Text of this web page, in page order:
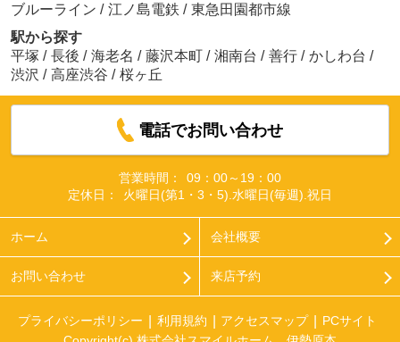
ブルーライン / 江ノ島電鉄 / 東急田園都市線
駅から探す
平塚 / 長後 / 海老名 / 藤沢本町 / 湘南台 / 善行 / かしわ台 /
渋沢 / 高座渋谷 / 桜ヶ丘
電話でお問い合わせ
営業時間：
09：00～19：00
定休日：
火曜日(第1・3・5).水曜日(毎週).祝日
ホーム 会社概要
お問い合わせ 来店予約
プライバシーポリシー 利用規約 アクセスマップ
PCサイト